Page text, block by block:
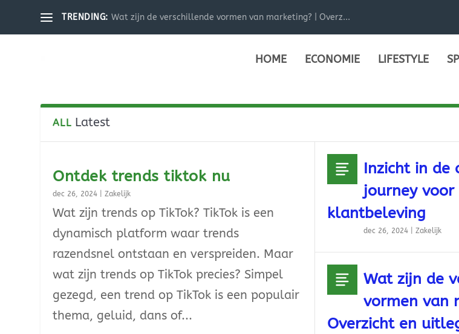
TRENDING: Wat zijn de verschillende vormen van marketing? | Overz...
HOME ECONOMIE LIFESTYLE
ALL Latest
Ontdek trends tiktok nu
dec 26, 2024 |Zakelijk
Wat zijn trends op TikTok? TikTok is een
dynamisch platform waar trends
razendsnel ontstaan en verspreiden. Maar
wat zijn trends op TikTok precies? Simpel
gezegd, een trend op TikTok is een populair
thema, geluid, dans of...
Inzicht in de
journey voor
klantbeleving
dec 26, 2024| Zakelijk
Wat zijn de
vormen van
Overzicht en